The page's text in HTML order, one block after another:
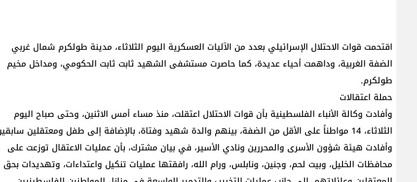
اقتحمت قوات الاحتلال الإسرائيلي بعدد من الآليات العسكرية اليوم الثلاثاء، مدينة طولكرم شمال غربي
الضفة الغربية، وداهمت أحياء عديدة، كما حاصرت مستشفى الشهيد ثابت ثابت الحكومي، ومداخل مخيم
طولكرم.
حملة اعتقالات
وأفادت وكالة الأنباء الفلسطينية بأن قوات الاحتلال اعتقلت، منذ مساء أمس الاثنين، وحتى صباح اليوم
الثلاثاء، 14 مواطناً على الأقل من الضفة، بينهم والدة شهيد وفتاة، بالإضافة إلى طفل ومعتقلين سابقين.
وأفادت هيئة شؤون الأسرى والمحررين ونادي الأسير، في بيان مشترك، بأن عمليات الاعتقال توزعت على
محافظات الخليل، وبيت لحم، وجنين، ونابلس، ورام الله، رافقتها عمليات تنكيل واعتداءات، وتهديدات بحق